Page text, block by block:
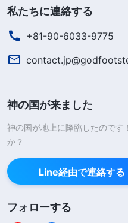
私たちに連絡する
+81-90-6033-9775
神の国が来ました
神の国が地上に降臨したのです
か？
Line経由で連絡する
フォローする